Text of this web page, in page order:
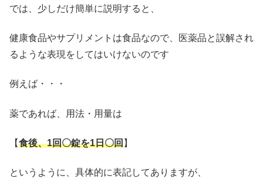
では、少しだけ簡単に説明すると、
健康食品やサプリメントは食品なので、医薬品と誤解され
るような表現をしてはいけないのです
例えば・・・
薬であれば、用法・用量は
【食後、1回〇錠を1日〇回】
というように、具体的に表記してありますが、